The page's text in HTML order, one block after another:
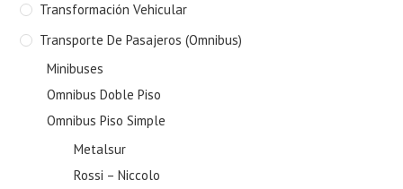
Transformación Vehicular
Transporte De Pasajeros (Omnibus)
Minibuses
Omnibus Doble Piso
Omnibus Piso Simple
Metalsur
Rossi – Niccolo